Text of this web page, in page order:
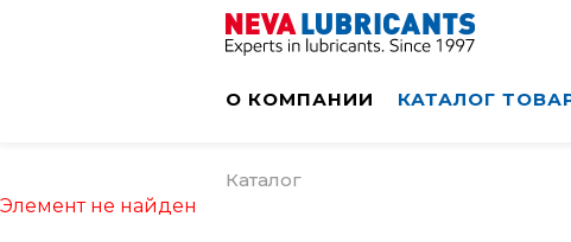
О КОМПАНИИ КАТАЛОГ
Каталог
Элемент не найден